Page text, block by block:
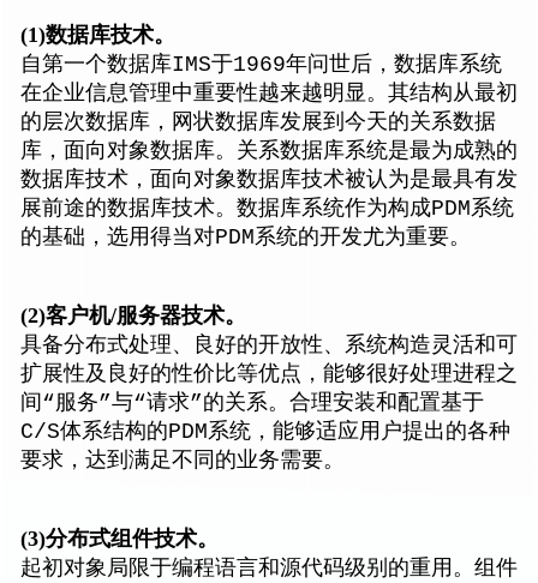
(1)数据库技术。
自第一个数据库IMS于1969年问世后，数据库系统
在企业信息管理中重要性越来越明显。其结构从最初
的层次数据库，网状数据库发展到今天的关系数据
库，面向对象数据库。关系数据库系统是最为成熟的
数据库技术，面向对象数据库技术被认为是最具有发
展前途的数据库技术。数据库系统作为构成PDM系统
的基础，选用得当对PDM系统的开发尤为重要。
(2)客户机/服务器技术。
具备分布式处理、良好的开放性、系统构造灵活和可
扩展性及良好的性价比等优点，能够很好处理进程之
间“服务”与“请求”的关系。合理安装和配置基于
C/S体系结构的PDM系统，能够适应用户提出的各种
要求，达到满足不同的业务需要。
(3)分布式组件技术。
起初对象局限于编程语言和源代码级别的重用。组件